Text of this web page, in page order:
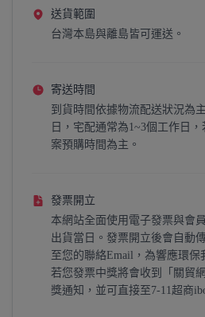
送貨範圍
台灣本島與離島皆可運送。
寄送時間
到貨時間依據物流配送狀況為
日，宅配通常為1~3個工作日
案預購時間為主。
發票開立
本網站全面使用電子發票與會
出貨當日。發票開立後會自動
至您的聯絡Email，為響應環保
若您發票中獎將會收到「關貿
獎通知，並可直接至7-11超商